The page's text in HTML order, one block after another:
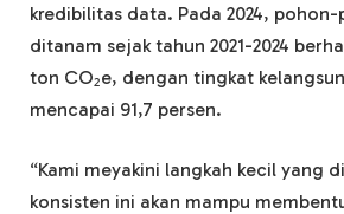
kredibilitas data. Pada 2024,
ditanam sejak tahun 2021-2024
ton CO₂e, dengan tingkat
mencapai 91,7 persen.
“Kami meyakini langkah kecil yang
konsisten ini akan mampu